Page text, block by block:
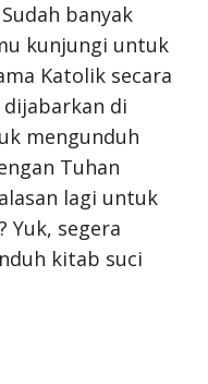
banyak
kunjungi untuk
Katolik secara
di
mengunduh
Tuhan
lagi untuk
Yuk, segera
kitab suci